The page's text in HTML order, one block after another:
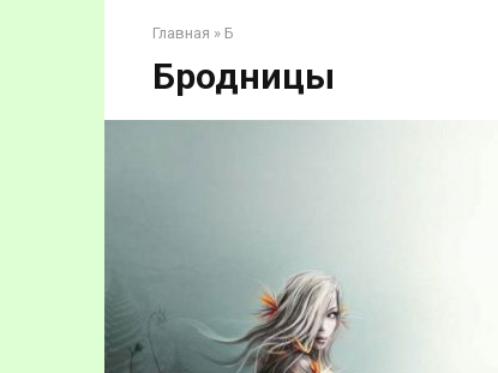
Главная » Б
Бродницы